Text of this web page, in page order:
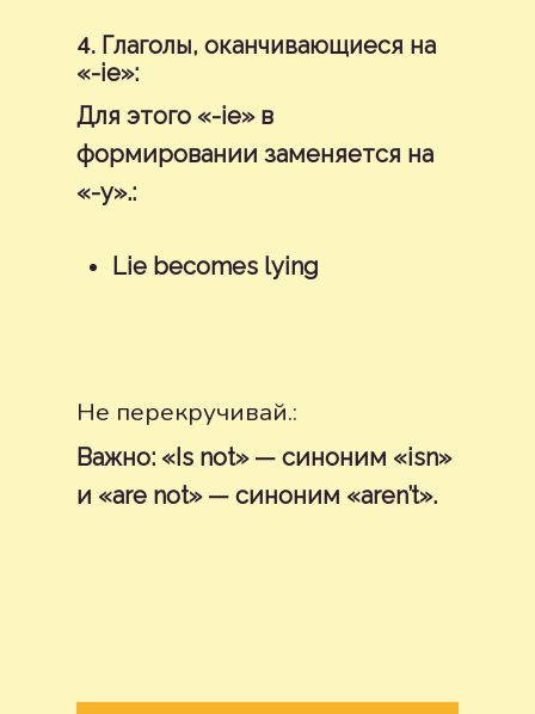
4. Глаголы, оканчивающиеся на
«-ie»:
Для этого «-ie» в
формировании заменяется на
«-y».:
Lie becomes lying
Не перекручивай.:
Важно: «Is not» — синоним «isn»
и «are not» — синоним «aren’t».